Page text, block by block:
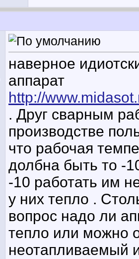
наверное
аппарат
http://
. Друг сварным
производстве
что рабочая
долбна быть то -
-10 работать им
у них тепло .
вопрос надо ли
тепло или можно
неотапливаемый